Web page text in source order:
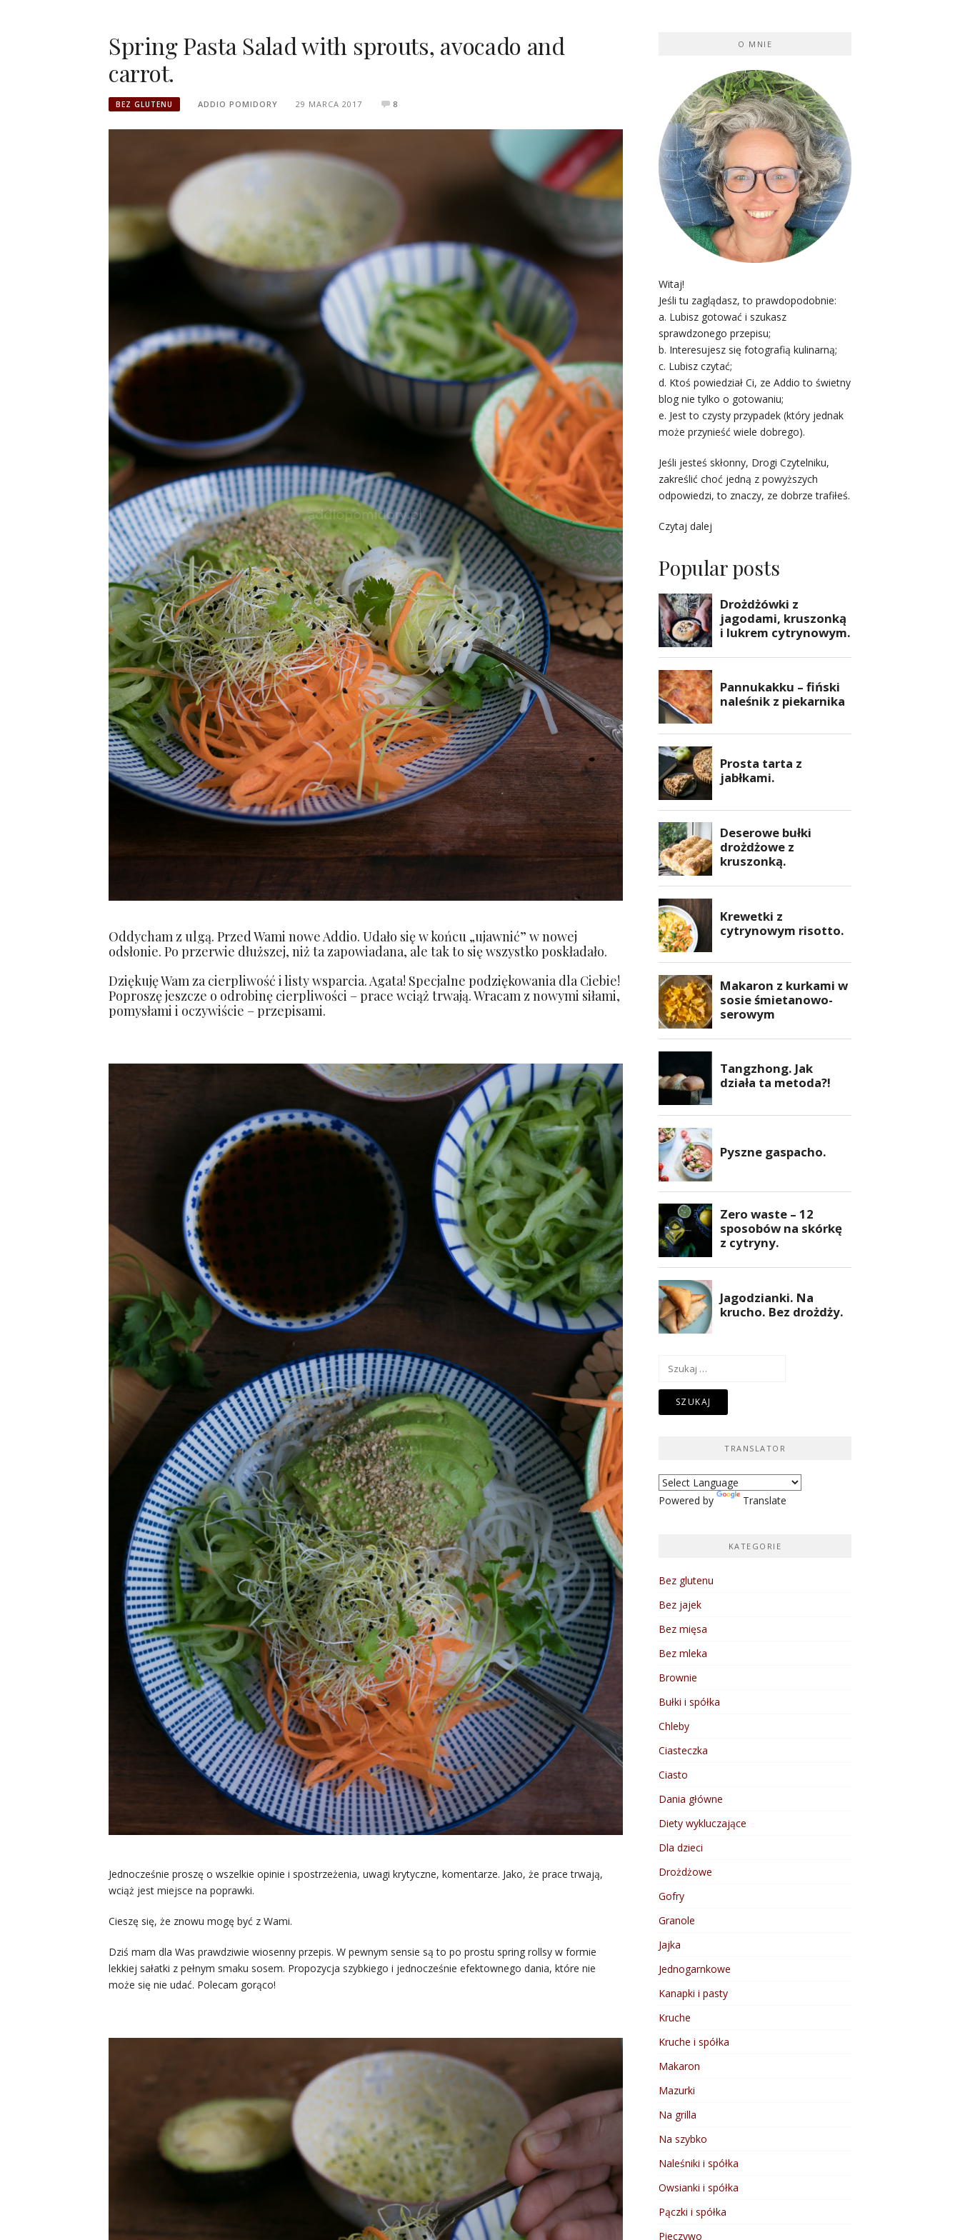
Spring Pasta Salad with sprouts, avocado and
carrot.
BEZ GLUTENU ADDIO POMIDORY 29 MARCA 2017 8
Oddycham z ulgą. Przed Wami nowe Addio. Udało się w końcu „ujawnić” w nowej
odsłonie. Po przerwie dłuższej, niż ta zapowiadana, ale tak to się wszystko poskładało.
Dziękuję Wam za cierpliwość i listy wsparcia. Agata! Specjalne podziękowania dla Ciebie!
Poproszę jeszcze o odrobinę cierpliwości – prace wciąż trwają. Wracam z nowymi siłami,
pomysłami i oczywiście – przepisami.
Jednocześnie proszę o wszelkie opinie i spostrzeżenia, uwagi krytyczne, komentarze. Jako, że prace trwają,
wciąż jest miejsce na poprawki.
Cieszę się, że znowu mogę być z Wami.
Dziś mam dla Was prawdziwie wiosenny przepis. W pewnym sensie są to po prostu spring rollsy w formie
lekkiej sałatki z pełnym smaku sosem. Propozycja szybkiego i jednocześnie efektownego dania, które nie
może się nie udać. Polecam gorąco!
O MNIE
Witaj!
Jeśli tu zaglądasz, to prawdopodobnie:
a. Lubisz gotować i szukasz
sprawdzonego przepisu;
b. Interesujesz się fotografią kulinarną;
c. Lubisz czytać;
d. Ktoś powiedział Ci, ze Addio to świetny
blog nie tylko o gotowaniu;
e. Jest to czysty przypadek (który jednak
może przynieść wiele dobrego).
Jeśli jesteś skłonny, Drogi Czytelniku,
zakreślić choć jedną z powyższych
odpowiedzi, to znaczy, ze dobrze trafiłeś.
Czytaj dalej
Popular posts
Szukaj:
TRANSLATOR
Powered by Translate
KATEGORIE
Bez glutenu
Bez jajek
Bez mięsa
Bez mleka
Brownie
Bułki i spółka
Chleby
Ciasteczka
Ciasto
Dania główne
Diety wykluczające
Dla dzieci
Drożdżowe
Gofry
Granole
Jajka
Jednogarnkowe
Kanapki i pasty
Kruche
Kruche i spółka
Makaron
Mazurki
Na grilla
Na szybko
Naleśniki i spółka
Owsianki i spółka
Pączki i spółka
Pieczywo